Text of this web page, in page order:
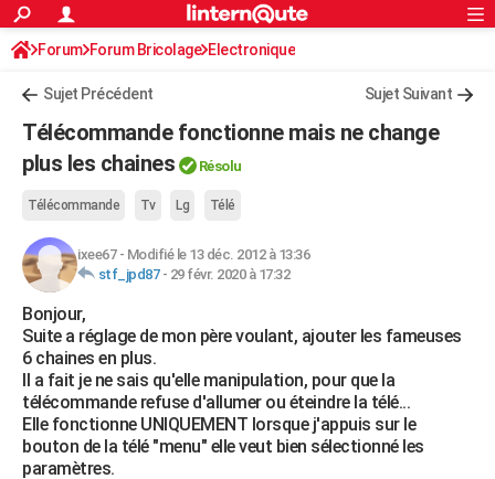
ACTUALITÉS
Politique
Société
Faits Divers
Education
Monde
Villes
+
Programme TV
Streaming
Cinéma
Sorties cinéma
Musique
FINANCE
Retraite
Impôts
Epargne
Immobilier
Risques naturels par ville
Banque
Assurance
Crédit
AUTO
Essais
Réserver un essai
Citadines
Berlines
SUV
Forum auto
HIGH-TECH
Mobiles
Meilleur smartphone
Internet
Ordinateurs
Jeux vidéo
Guide high-tech
BRICOLAGE
Forum
Aménagement intérieur
Extérieur
Cuisine
Salle de bains
Jardinage
Rangement
WEEK-END
Guides de France
Escapades
Patrimoine
Expositions
Musées
Week-end nature
LIFESTYLE
Art de vivre
Bien-être
Loisirs
Mode
Modes de vie
SANTE
Alimentation
Guide de la santé
Maladies
Médicaments
Sommeil
S'inscrire
Connexion
Forum Forum Bricolage Electronique
Sujet Précédent Sujet Suivant
Télécommande fonctionne mais ne change
plus les chaines
Résolu
Télécommande Tv Lg Télé
ixee67- Modifié le 13 déc. 2012 à 13:36
stf_jpd87- 29 févr. 2020 à 17:32
Bonjour,
Suite a réglage de mon père voulant, ajouter les fameuses
6 chaines en plus.
Il a fait je ne sais qu'elle manipulation, pour que la
télécommande refuse d'allumer ou éteindre la télé...
Elle fonctionne UNIQUEMENT lorsque j'appuis sur le
bouton de la télé "menu" elle veut bien sélectionné les
paramètres.